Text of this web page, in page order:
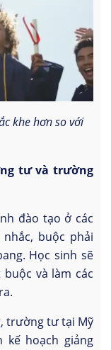
khe hơn so với
tư và trường
đào tạo ở các
buộc phải
Học sinh sẽ
và làm các
trường tư tại Mỹ
hoạch giảng